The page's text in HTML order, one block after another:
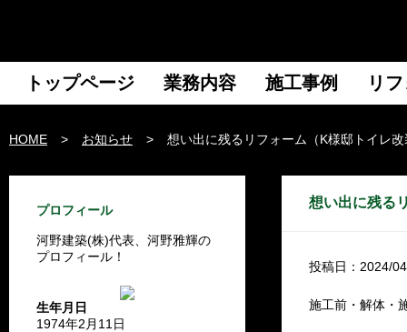
トップページ 業務内容 施工事例 リ
HOME > お知らせ > 想い出に残るリフォーム（K様邸トイレ
想い出に残る
投稿日：2024/
施工前・解体・
プロフィール
河野建築(株)代表、河野雅輝の
プロフィール！
生年月日
1974年2月11日